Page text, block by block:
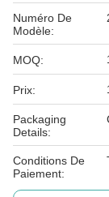
Numéro De
Modèle:
MOQ:
Prix:
Packaging
Details:
Conditions De
Paiement: